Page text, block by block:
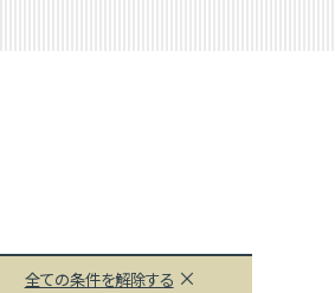
全ての条件を解除する